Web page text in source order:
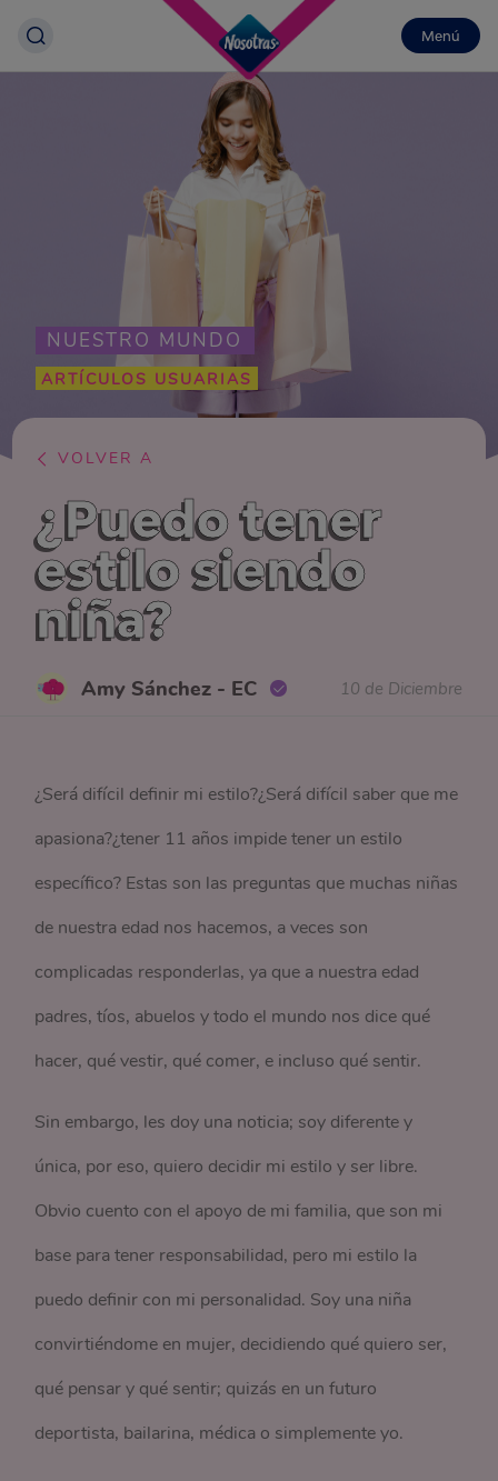
Menú
NUESTRO MUNDO
ARTÍCULOS USUARIAS
VOLVER A
¿Puedo tener
estilo siendo
niña?
Amy Sánchez - EC 10 de Diciembre
¿Será difícil definir mi estilo?¿Será difícil saber que me
apasiona?¿tener 11 años impide tener un estilo
específico? Estas son las preguntas que muchas niñas
de nuestra edad nos hacemos, a veces son
complicadas responderlas, ya que a nuestra edad
padres, tíos, abuelos y todo el mundo nos dice qué
hacer, qué vestir, qué comer, e incluso qué sentir.
Sin embargo, les doy una noticia; soy diferente y
única, por eso, quiero decidir mi estilo y ser libre.
Obvio cuento con el apoyo de mi familia, que son mi
base para tener responsabilidad, pero mi estilo la
puedo definir con mi personalidad. Soy una niña
convirtiéndome en mujer, decidiendo qué quiero ser,
qué pensar y qué sentir; quizás en un futuro
deportista, bailarina, médica o simplemente yo.